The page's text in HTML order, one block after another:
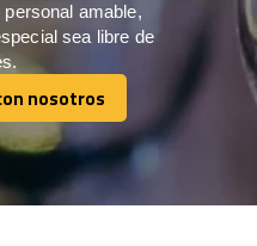
amable,
sea libre de
nosotros
nosotros